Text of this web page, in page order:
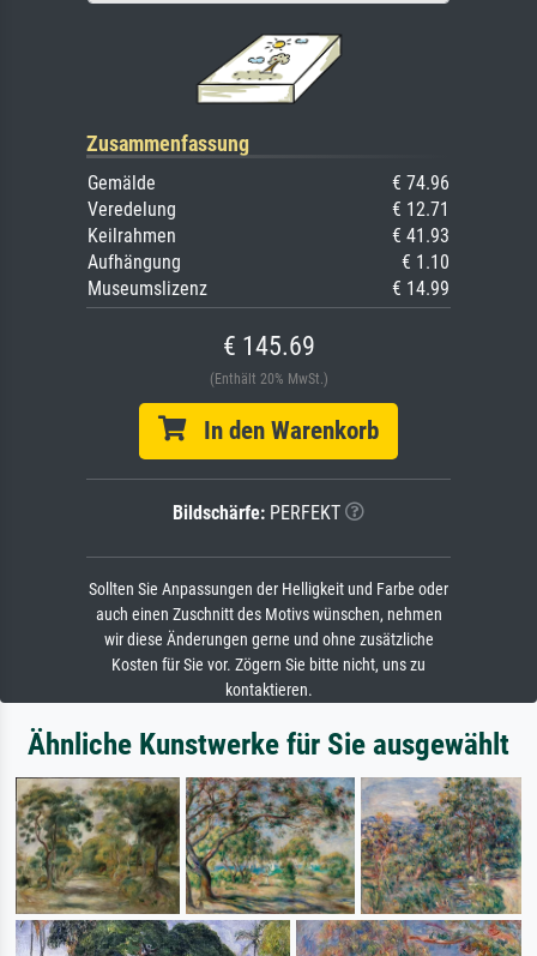
Zusammenfassung
Gemälde
€ 74.96
Veredelung
€ 12.71
Keilrahmen
€ 41.93
Aufhängung
€ 1.10
Museumslizenz
€ 14.99
€ 145.69
(Enthält 20% MwSt.)
In den Warenkorb
Bildschärfe: PERFEKT
Sollten Sie Anpassungen der Helligkeit und Farbe oder
auch einen Zuschnitt des Motivs wünschen, nehmen
wir diese Änderungen gerne und ohne zusätzliche
Kosten für Sie vor. Zögern Sie bitte nicht, uns zu
kontaktieren.
Ähnliche Kunstwerke für Sie ausgewählt